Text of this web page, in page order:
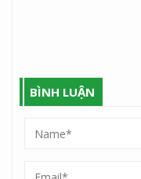
BÌNH LUẬN